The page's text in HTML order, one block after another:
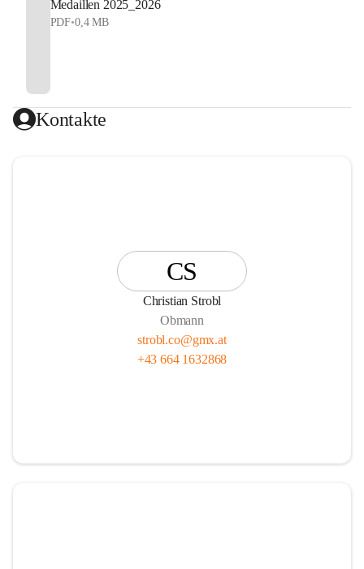
Medaillen 2025_2026
PDF•0,4 MB
Kontakte
CS
Christian Strobl
Obmann
strobl.co@gmx.at
+43 664 1632868